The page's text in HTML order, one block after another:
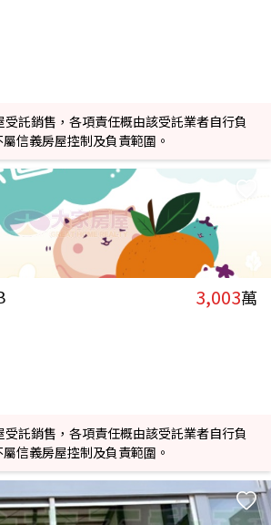
託銷售，各項責任概由該受託業者自行負
信義房屋控制及負責範圍。
3,003萬
託銷售，各項責任概由該受託業者自行負
信義房屋控制及負責範圍。